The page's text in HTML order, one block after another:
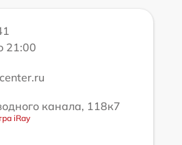
21:00
канала, 118к7
iRay